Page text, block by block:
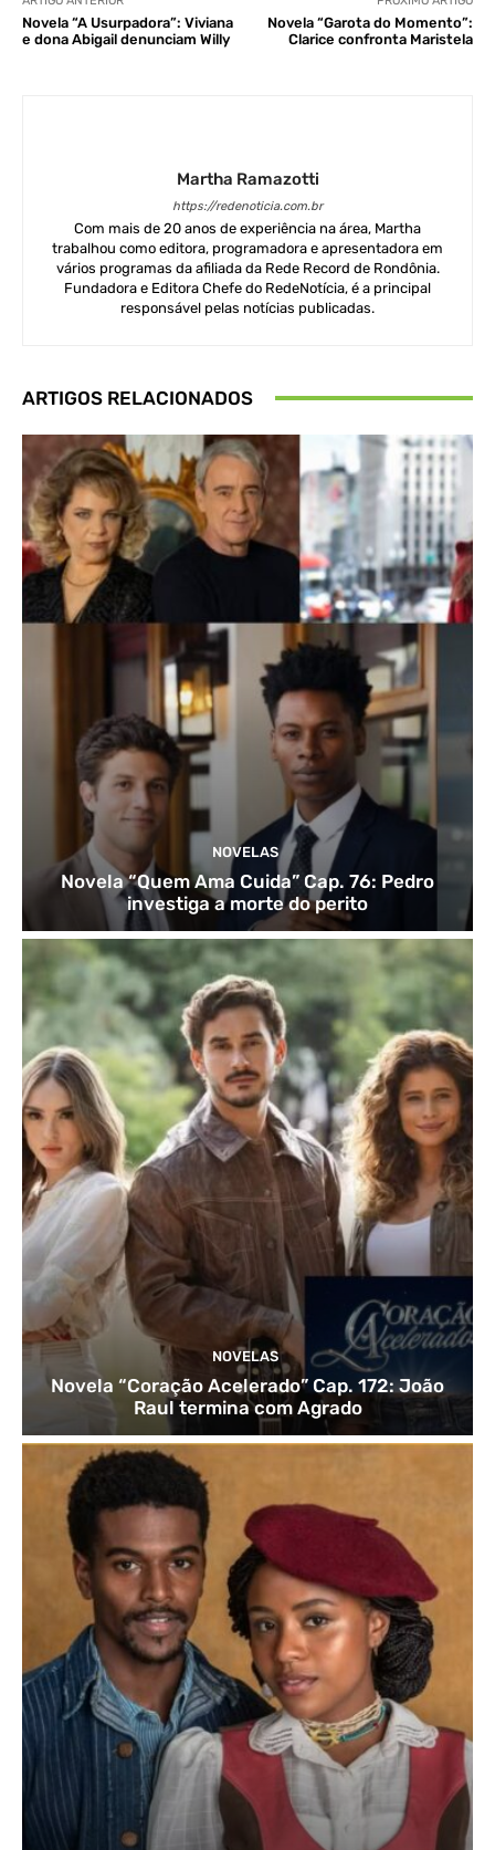
Novela “A Usurpadora”: Viviana
e dona Abigail denunciam Willy
Novela “Garota do Momento”:
Clarice confronta Maristela
Martha Ramazotti
https://redenoticia.com.br
Com mais de 20 anos de experiência na área, Martha
trabalhou como editora, programadora e apresentadora em
vários programas da afiliada da Rede Record de Rondônia.
Fundadora e Editora Chefe do RedeNotícia, é a principal
responsável pelas notícias publicadas.
ARTIGOS RELACIONADOS
NOVELAS
Novela “Quem Ama Cuida” Cap. 76: Pedro
investiga a morte do perito
NOVELAS
Novela “Coração Acelerado” Cap. 172: João
Raul termina com Agrado